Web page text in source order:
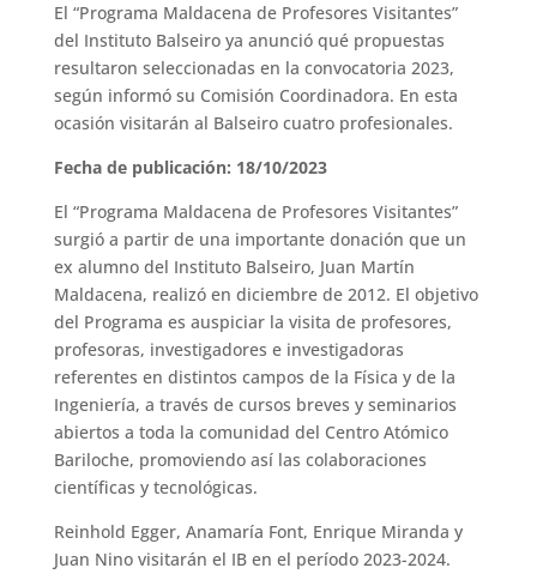
El “Programa Maldacena de Profesores Visitantes”
del Instituto Balseiro ya anunció qué propuestas
resultaron seleccionadas en la convocatoria 2023,
según informó su Comisión Coordinadora. En esta
ocasión visitarán al Balseiro cuatro profesionales.
Fecha de publicación: 18/10/2023
El “Programa Maldacena de Profesores Visitantes”
surgió a partir de una importante donación que un
ex alumno del Instituto Balseiro, Juan Martín
Maldacena, realizó en diciembre de 2012. El objetivo
del Programa es auspiciar la visita de profesores,
profesoras, investigadores e investigadoras
referentes en distintos campos de la Física y de la
Ingeniería, a través de cursos breves y seminarios
abiertos a toda la comunidad del Centro Atómico
Bariloche, promoviendo así las colaboraciones
científicas y tecnológicas.
Reinhold Egger, Anamaría Font, Enrique Miranda y
Juan Nino visitarán el IB en el período 2023-2024.